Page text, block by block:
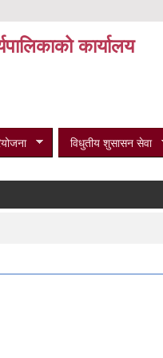
कार्यालय
विधुतीय शुसासन सेवा